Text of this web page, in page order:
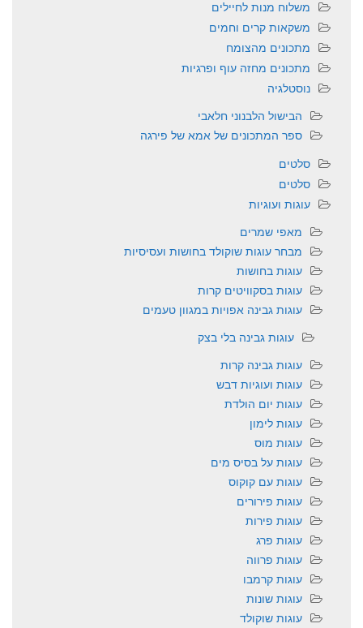
משלוח מנות לחיילים
משקאות קרים וחמים
מתכונים מהצומח
מתכונים מחזה עוף ופרגיות
נוסטלגיה
הבישול הלבנוני חלאבי
ספר המתכונים של אמא של פירגה
סלטים
סלטים
עוגות ועוגיות
מאפי שמרים
מבחר עוגות שוקולד בחושות ועסיסיות
עוגות בחושות
עוגות בסקוויטים קרות
עוגות גבינה אפויות במגוון טעמים
עוגות גבינה בלי בצק
עוגות גבינה קרות
עוגות ועוגיות דבש
עוגות יום הולדת
עוגות לימון
עוגות מוס
עוגות על בסיס מים
עוגות עם קוקוס
עוגות פירורים
עוגות פירות
עוגות פרג
עוגות פרווה
עוגות קרמבו
עוגות שונות
עוגות שוקולד